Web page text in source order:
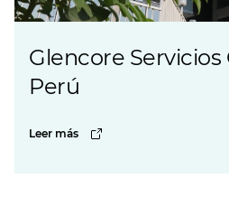
Glencore
Perú
Leer más